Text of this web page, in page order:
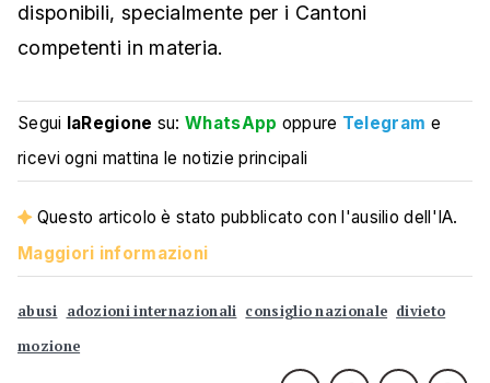
disponibili, specialmente per i Cantoni
competenti in materia.
Segui laRegione su:WhatsApp oppure Telegram e
ricevi ogni mattina le notizie principali
Questo articolo è stato pubblicato con l'ausilio dell'IA.
Maggiori informazioni
abusi adozioni internazionali consiglio nazionale divieto
mozione